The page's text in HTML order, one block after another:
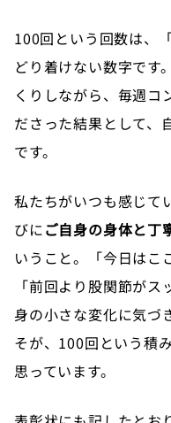
100回という回数は、
どり着けない数字です
くりしながら、毎週コ
ださった結果として、
です。
私たちがいつも感じて
びにご自身の身体と丁
いうこと。「今日はこ
「前回より股関節が
身の小さな変化に気づ
そが、100回という積
思っています。